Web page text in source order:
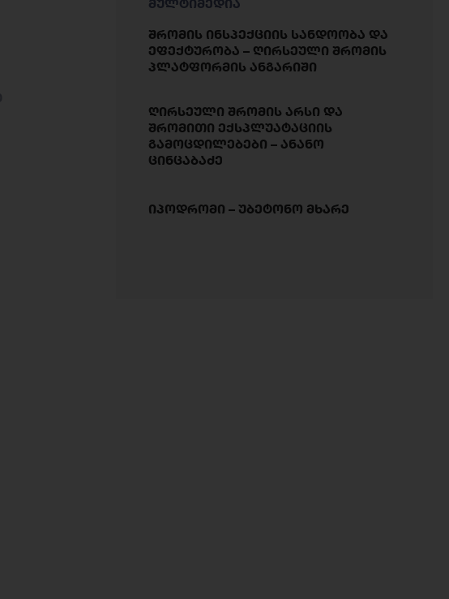
მულტიმედია
შრომის ინსპექციის სანდოობა და
ეფექტურობა – ღირსეული შრომის
პლატფორმის ანგარიში
ღირსეული შრომის არსი და
შრომითი ექსპლუატაციის
გამოცდილებები – ანანო
ცინცაბაძე
იპოდრომი – უბეტონო მხარე